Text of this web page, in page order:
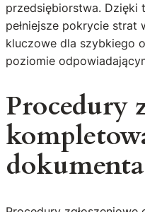
przedsiębiorstwa. Dzięki
pełniejsze pokrycie strat
kluczowe dla szybkiego
poziomie
Procedury